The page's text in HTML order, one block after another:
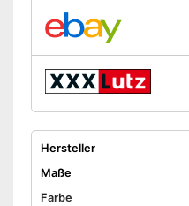
Hersteller
Maße
Farbe